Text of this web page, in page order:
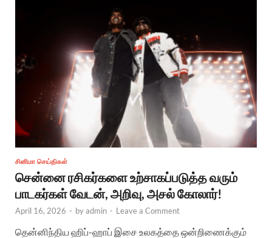
சினிமா செய்திகள்
சென்னை ரசிகர்களை உற்சாகப்படுத்த வரும்
பாடகர்கள் வேடன், அறிவு, அசல் கோலார்!
April 16, 2026 - byadmin - Leave a Comment
தென்னிந்திய ஹிப்-ஹாப் இசை உலகத்தை ஒன்றிணைக்கும்